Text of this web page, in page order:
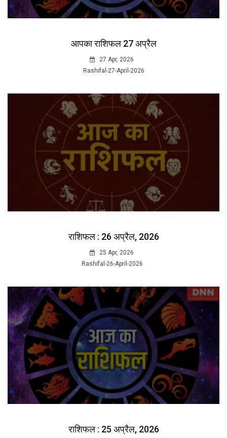
आपका राशिफल 27 अप्रैल
27 Apr, 2026
Rashifal-27-April-2026
राशिफल : 26 अप्रैल, 2026
25 Apr, 2026
Rashifal-26-April-2026
राशिफल : 25 अप्रैल, 2026